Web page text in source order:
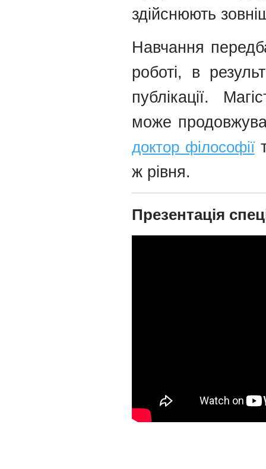
здійснюють
Навчання
роботі, в
публікації.
може
доктор філософії
ж рівня.
Презентація